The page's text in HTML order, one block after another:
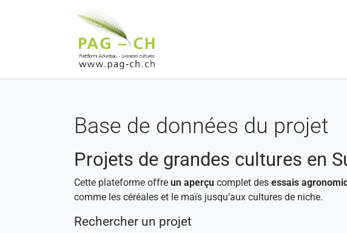
Base de données du projet
Projets de grandes cultures en
Cette plateforme offre un aperçu complet des essais
comme les céréales et le maïs jusqu’aux cultures de niche.
Rechercher un projet